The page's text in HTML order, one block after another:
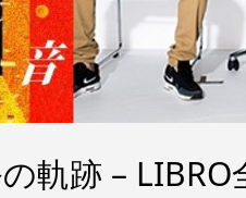
軌跡 –